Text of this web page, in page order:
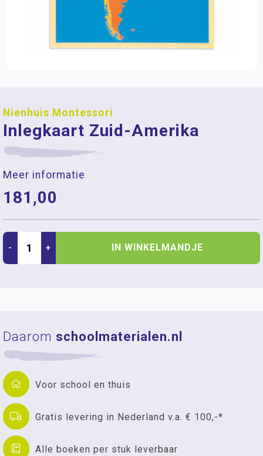
Nienhuis Montessori
Inlegkaart Zuid-Amerika
Meer informatie
181,00
- + IN WINKELMANDJE
Daarom schoolmaterialen.nl
Voor school en thuis
Gratis levering in Nederland v.a. € 100,-*
Alle boeken per stuk leverbaar